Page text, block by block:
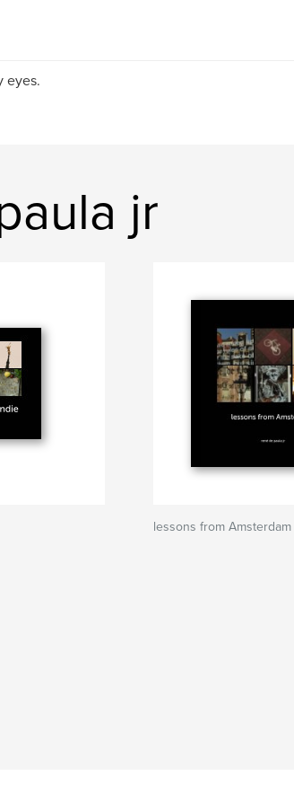
eyes.
jr
lessons from Amsterdam